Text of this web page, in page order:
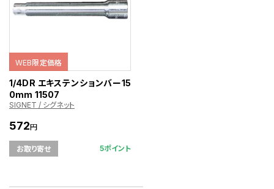
WEB限定価格
1/4DR エキステンションバー15
0mm 11507
SIGNET / シグネット
572円
お取り寄せ 5ポイント